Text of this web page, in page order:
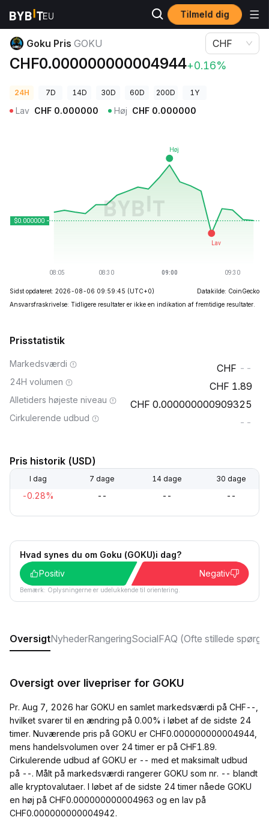
Tilmeld dig
Kryptopriser
Goku Pris GOKU
CHF0.000000000004944+0.16%
CHF
24H 7D 14D 30D 60D 200D 1Y
Lav CHF 0.000000 Høj CHF 0.000000
Sidst opdateret: 2026-08-06 09:59:45 (UTC+0)
Datakilde: CoinGecko
Ansvarsfraskrivelse: Tidligere resultater er ikke en indikation af fremtidige resultater.
Prisstatistik
Markedsværdi --
24H volumen 1.89
Alletiders højeste niveau 0.000000000909325
Cirkulerende udbud --
Pris historik (USD)
I dag 7 dage 14 dage 30 dage
-0.28% -- -- --
Hvad synes du om Goku (GOKU)i dag?
Positiv
Negativ
Bemærk: Oplysningerne er udelukkende til orientering.
OversigtNyhederRangeringSocialFAQ (Ofte stillede
Oversigt over livepriser for GOKU
Pr. Aug 7, 2026 har GOKU en samlet markedsværdi på CHF--,
hvilket svarer til en ændring på 0.00% i løbet af de sidste 24
timer. Nuværende pris på GOKU er CHF0.000000000004944,
mens handelsvolumen over 24 timer er på CHF1.89.
Cirkulerende udbud af GOKU er -- med et maksimalt udbud
på --. Målt på markedsværdi rangerer GOKU som nr. -- blandt
alle kryptovalutaer. I løbet af de sidste 24 timer nåede GOKU
en høj på CHF0.000000000004963 og en lav på
CHF0.000000000004942.